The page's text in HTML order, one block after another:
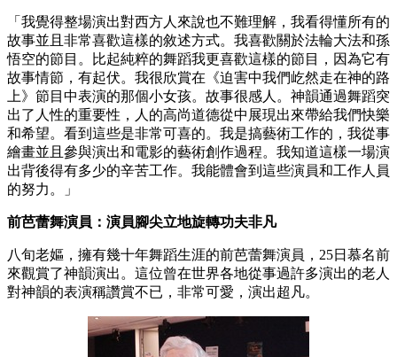
「我覺得整場演出對西方人來說也不難理解，我看得懂所有的
故事並且非常喜歡這樣的敘述方式。我喜歡關於法輪大法和孫
悟空的節目。比起純粹的舞蹈我更喜歡這樣的節目，因為它有
故事情節，有起伏。我很欣賞在《迫害中我們屹然走在神的路
上》節目中表演的那個小女孩。故事很感人。神韻通過舞蹈突
出了人性的重要性，人的高尚道德從中展現出來帶給我們快樂
和希望。看到這些是非常可喜的。我是搞藝術工作的，我從事
繪畫並且參與演出和電影的藝術創作過程。我知道這樣一場演
出背後得有多少的辛苦工作。我能體會到這些演員和工作人員
的努力。」
前芭蕾舞演員：演員腳尖立地旋轉功夫非凡
八旬老嫗，擁有幾十年舞蹈生涯的前芭蕾舞演員，25日慕名前
來觀賞了神韻演出。這位曾在世界各地從事過許多演出的老人
對神韻的表演稱讚賞不已，非常可愛，演出超凡。